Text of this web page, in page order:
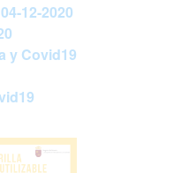
12-2020
y Covid19